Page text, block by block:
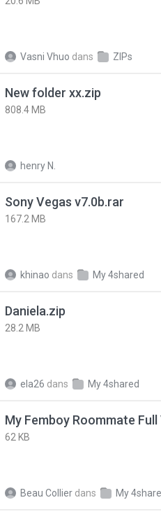
Vasni Vhuo dans ZIPs
New folder xx.zip
808.4 MB
henry N.
Sony Vegas v7.0b.rar
167.2 MB
khinao dans My 4shared
Daniela.zip
28.2 MB
ela26 dans My 4shared
My Femboy Roommate
62 KB
Beau Collier dans My